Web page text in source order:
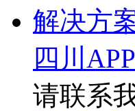
四川
请联系